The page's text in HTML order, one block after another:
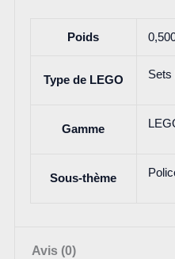
Poids
Type de LEGO Sets
Gamme
Sous-thème
Avis (0)